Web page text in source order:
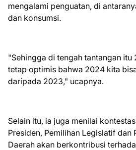
mengalami penguatan, di
dan konsumsi.
"Sehingga di tengah tantangan
tetap optimis bahwa 2024 kita
daripada 2023," ucapnya.
Selain itu, ia juga menilai
Presiden, Pemilihan Legislatif dan
Daerah akan berkontribusi